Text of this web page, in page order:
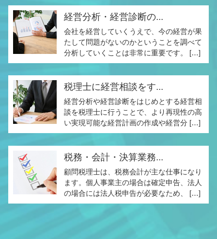
経営分析・経営診断の...
会社を経営していくうえで、今の経営が果
たして問題がないのかということを調べて
分析していくことは非常に重要です。 […]
税理士に経営相談をす...
経営分析や経営診断をはじめとする経営相
談を税理士に行うことで、より再現性の高
い実現可能な経営計画の作成や経営分 […]
税務・会計・決算業務...
顧問税理士は、税務会計が主な仕事になり
ます。個人事業主の場合は確定申告、法人
の場合には法人税申告が必要なため、 […]